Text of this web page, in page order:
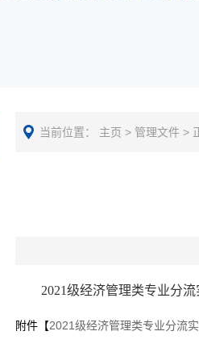
当前位置： 主页 > 管理文件 >
2021级经济管理类专业分流
附件【2021级经济管理类专业分流